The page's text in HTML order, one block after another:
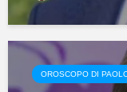
OROSCOPO DI